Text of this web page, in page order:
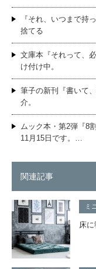
『それ、いつまで持
捨てる
文庫本『それって、
け付け中。
筆子の新刊『書いて
介。
ムック本・第2弾『8
11月15日です。…
関連記事
ミ
床に